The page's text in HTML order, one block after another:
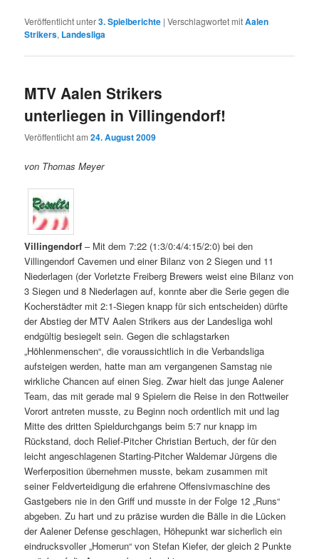
Veröffentlicht unter3. Spielberichte |Verschlagwortet mitAalen
Strikers, Landesliga
MTV Aalen Strikers
unterliegen in Villingendorf!
Veröffentlicht am24. August 2009
von Thomas Meyer
Villingendorf – Mit dem 7:22 (1:3/0:4/4:15/2:0) bei den
Villingendorf Cavemen und einer Bilanz von 2 Siegen und 11
Niederlagen (der Vorletzte Freiberg Brewers weist eine Bilanz von
3 Siegen und 8 Niederlagen auf, konnte aber die Serie gegen die
Kocherstädter mit 2:1-Siegen knapp für sich entscheiden) dürfte
der Abstieg der MTV Aalen Strikers aus der Landesliga wohl
endgültig besiegelt sein. Gegen die schlagstarken
„Höhlenmenschen“, die voraussichtlich in die Verbandsliga
aufsteigen werden, hatte man am vergangenen Samstag nie
wirkliche Chancen auf einen Sieg. Zwar hielt das junge Aalener
Team, das mit gerade mal 9 Spielern die Reise in den Rottweiler
Vorort antreten musste, zu Beginn noch ordentlich mit und lag
Mitte des dritten Spieldurchgangs beim 5:7 nur knapp im
Rückstand, doch Relief-Pitcher Christian Bertuch, der für den
leicht angeschlagenen Starting-Pitcher Waldemar Jürgens die
Werferposition übernehmen musste, bekam zusammen mit
seiner Feldverteidigung die erfahrene Offensivmaschine des
Gastgebers nie in den Griff und musste in der Folge 12 „Runs“
abgeben. Zu hart und zu präzise wurden die Bälle in die Lücken
der Aalener Defense geschlagen, Höhepunkt war sicherlich ein
eindrucksvoller „Homerun“ von Stefan Kiefer, der gleich 2 Punkte